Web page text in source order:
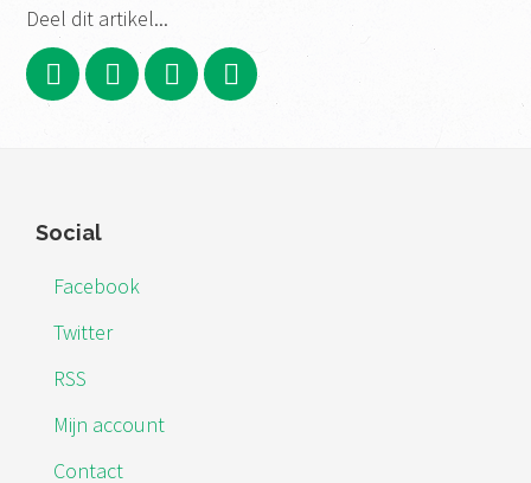
Deel dit artikel...
Footer
Social
Facebook
Twitter
RSS
Mijn account
Contact